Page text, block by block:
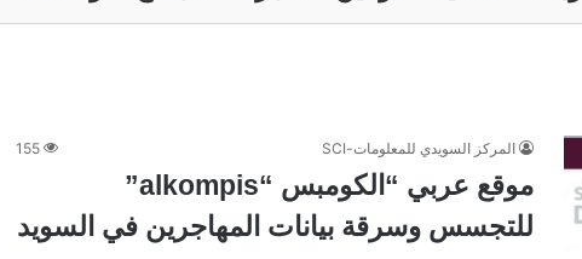
المركز السويدي للمعلومات-SCI 155
موقع عربي “الكومبس “alkompis”
للتجسس وسرقة بيانات المهاجرين في السويد